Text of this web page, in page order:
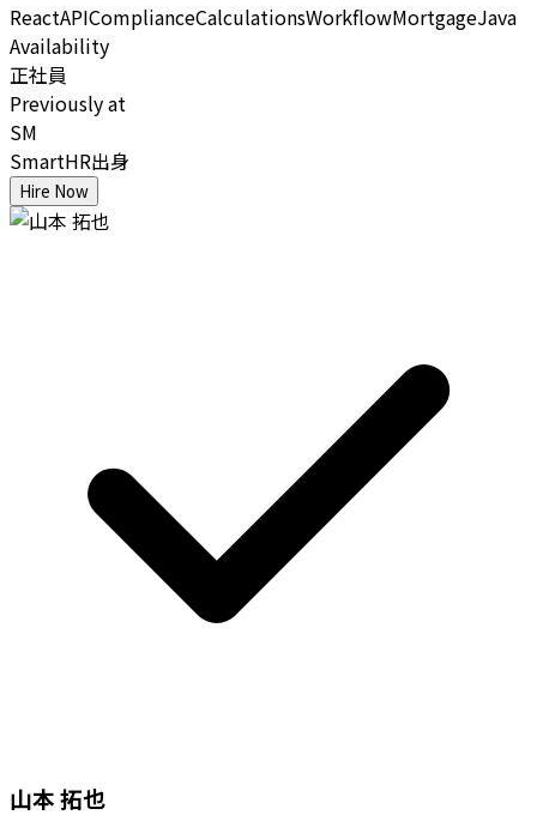
ReactAPIComplianceCalculationsWorkflowMortgageJava
Availability
正社員
Previously at
SM
SmartHR出身
Hire Now
山本 拓也